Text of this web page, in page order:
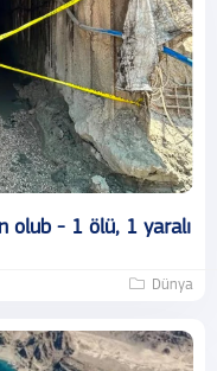
olub - 1 ölü, 1 yaralı
Dünya